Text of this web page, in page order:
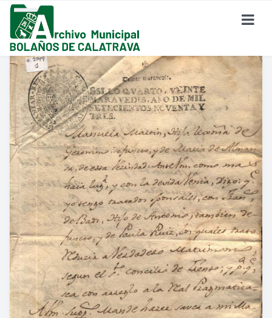
SOBRE EL ARCHIVO
¿Dónde Estamos?
Formulario De Contacto
Historia Del Archivo
Reglamento De Uso Del Archivo
FONDO DOCUMENTAL
Fondo Eclesiástico
Fondo Histórico
Fondo Notarial